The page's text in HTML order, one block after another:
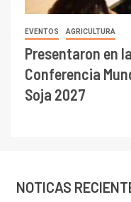
EVENTOS AGRICULTURA
Presentaron en
Conferencia
Soja 2027
NOTICAS